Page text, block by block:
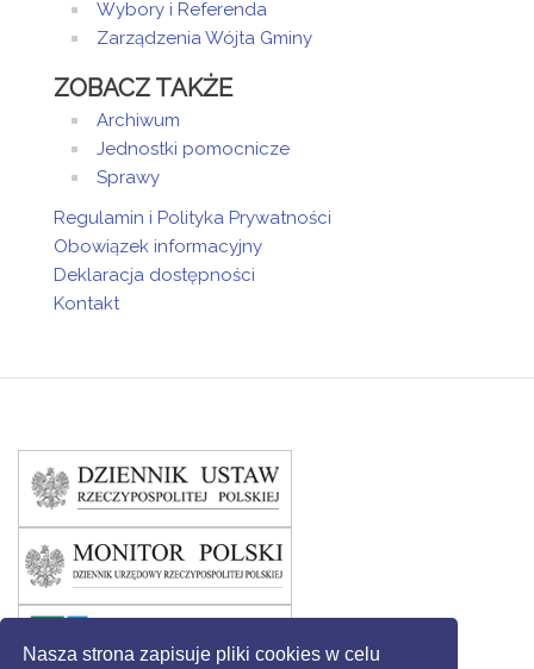
Nasza strona zapisuje pliki cookies w celu
Wybory i Referenda
Zarządzenia Wójta Gminy
ZOBACZ TAKŻE
Archiwum
Jednostki pomocnicze
Sprawy
Regulamin i Polityka Prywatności
Obowiązek informacyjny
Deklaracja dostępności
Kontakt